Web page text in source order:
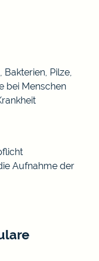
Pilze,
bei Menschen
Aufnahme der